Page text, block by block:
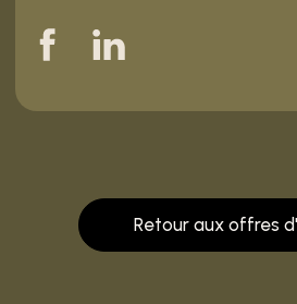
Retour aux offres